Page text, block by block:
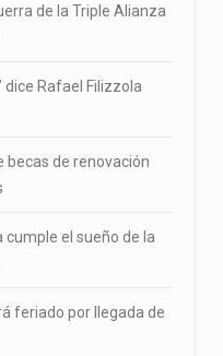
de la Triple Alianza
dice Rafael Filizzola
becas de renovación
cumple el sueño de la
feriado por llegada de